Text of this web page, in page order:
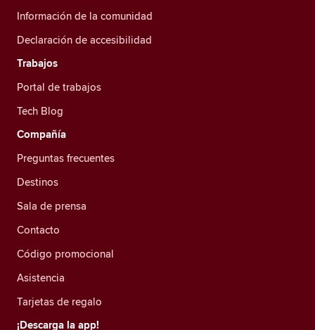
Información de la comunidad
Declaración de accesibilidad
Trabajos
Portal de trabajos
Tech Blog
Compañía
Preguntas frecuentes
Destinos
Sala de prensa
Contacto
Código promocional
Asistencia
Tarjetas de regalo
¡Descarga la app!